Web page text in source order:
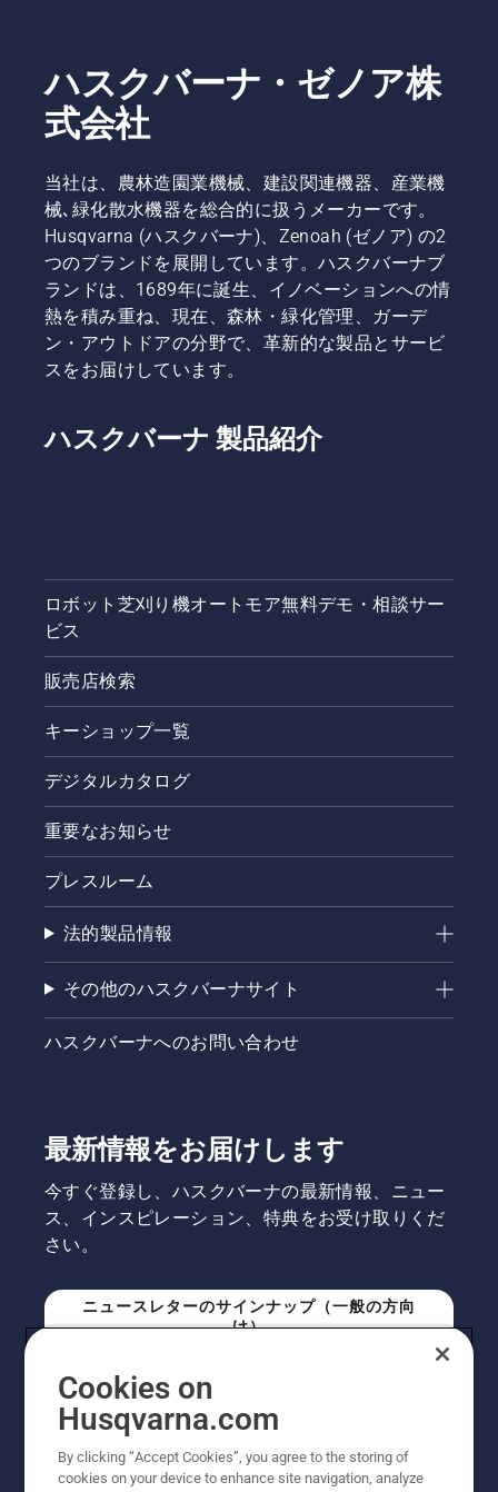
ハスクバーナ・ゼノア株
式会社
当社は、農林造園業機械、建設関連機器、産業機
械､緑化散水機器を総合的に扱うメーカーです。
Husqvarna (ハスクバーナ)、Zenoah (ゼノア) の2
つのブランドを展開しています。ハスクバーナブ
ランドは、1689年に誕生、イノベーションへの情
熱を積み重ね、現在、森林・緑化管理、ガーデ
ン・アウトドアの分野で、革新的な製品とサービ
スをお届けしています。
ハスクバーナ 製品紹介
ロボット芝刈り機オートモア無料デモ・相談サー
ビス
販売店検索
キーショップ一覧
デジタルカタログ
重要なお知らせ
プレスルーム
法的製品情報
その他のハスクバーナサイト
ハスクバーナへのお問い合わせ
最新情報をお届けします
今すぐ登録し、ハスクバーナの最新情報、ニュー
ス、インスピレーション、特典をお受け取りくだ
さい。
ニュースレターのサインナップ（一般の方向
け）
ニュースレターのサインアップ（プロの方向
け）
Cookies on
Husqvarna.com
By clicking “Accept Cookies”, you agree to the storing of
cookies on your device to enhance site navigation, analyze